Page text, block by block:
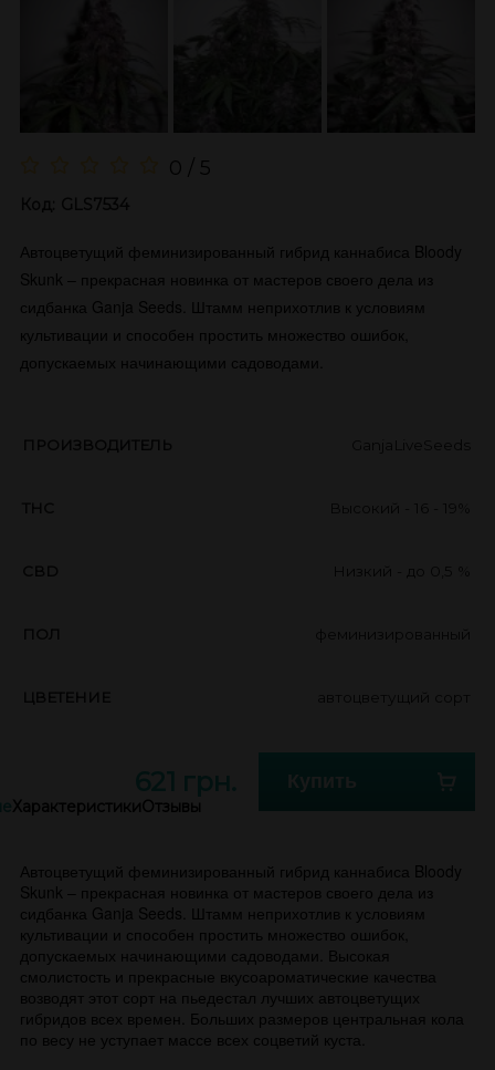
0 / 5
Автоцветущий феминизированный гибрид каннабиса Bloody
Skunk – прекрасная новинка от мастеров своего дела из
сидбанка Ganja Seeds. Штамм неприхотлив к условиям
культивации и способен простить множество ошибок,
допускаемых начинающими садоводами.
ХарактеристикиОтзывы
Автоцветущий феминизированный гибрид каннабиса Bloody
Skunk – прекрасная новинка от мастеров своего дела из
сидбанка Ganja Seeds. Штамм неприхотлив к условиям
культивации и способен простить множество ошибок,
допускаемых начинающими садоводами. Высокая
смолистость и прекрасные вкусоароматические качества
возводят этот сорт на пьедестал лучших автоцветущих
гибридов всех времен. Больших размеров центральная кола
по весу не уступает массе всех соцветий куста.